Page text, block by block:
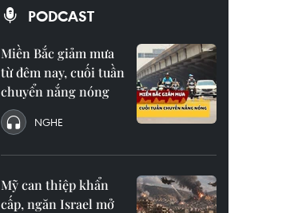
PODCAST
Miền Bắc giảm mưa
từ đêm nay, cuối tuần
chuyển nắng nóng
NGHE
Mỹ can thiệp khẩn
cấp, ngăn Israel mở